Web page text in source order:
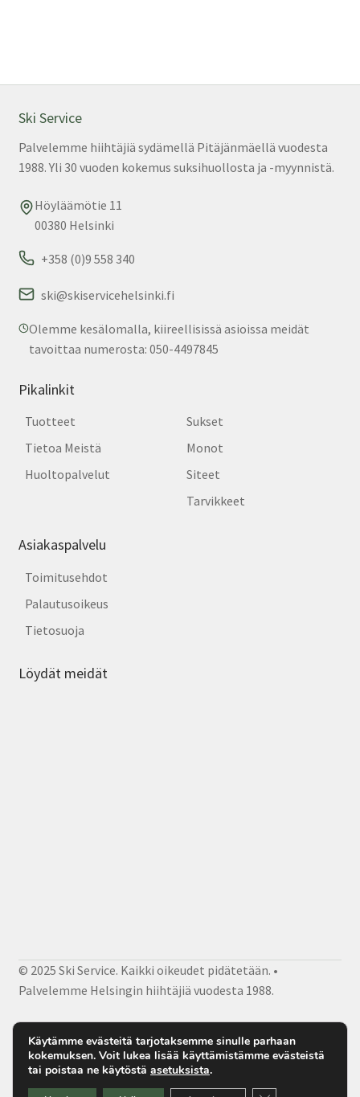
Ski Service
Palvelemme hiihtäjiä sydämellä Pitäjänmäellä vuodesta
1988. Yli 30 vuoden kokemus suksihuollosta ja -myynnistä.
Höyläämötie 11
00380 Helsinki
+358 (0)9 558 340
ski@skiservicehelsinki.fi
Olemme kesälomalla, kiireellisissä asioissa meidät
tavoittaa numerosta: 050-4497845
Pikalinkit
Tuotteet
Tietoa Meistä
Huoltopalvelut
Sukset
Monot
Siteet
Tarvikkeet
Asiakaspalvelu
Toimitusehdot
Palautusoikeus
Tietosuoja
Löydät meidät
© 2025 Ski Service. Kaikki oikeudet pidätetään. •
Palvelemme Helsingin hiihtäjiä vuodesta 1988.
Facebook Instagram Sähköposti
Käytämme evästeitä tarjotaksemme sinulle parhaan
kokemuksen. Voit lukea lisää käyttämistämme evästeistä
tai poistaa ne käytöstä asetuksista.